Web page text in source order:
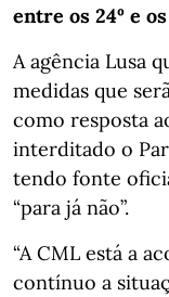
entre os 24º e os
A agência Lusa
medidas que
como resposta
interditado o
tendo fonte
“para já não”.
“A CML está a
contínuo a